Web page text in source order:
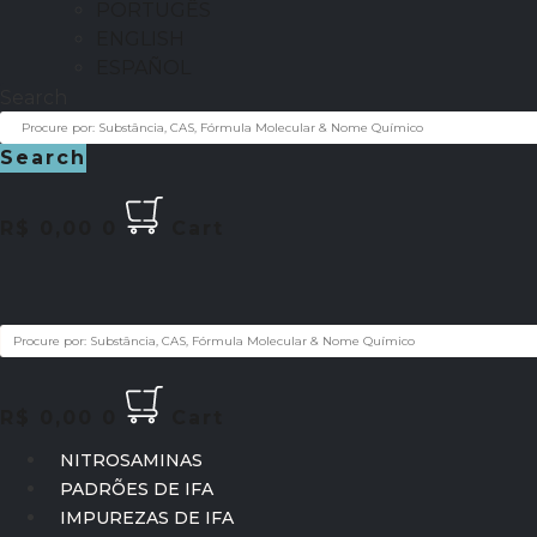
Search
NITROSAMINAS
PADRÕES DE IFA
IMPUREZAS DE IFA